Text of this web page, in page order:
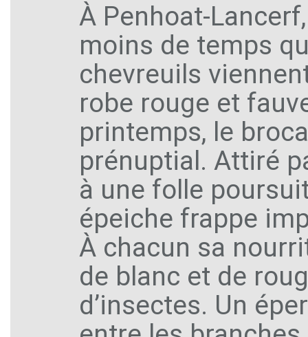
À Penhoat-
moins de temps
chevreuils
robe rouge et
printemps, le
prénuptial. Attiré
à une folle
épeiche frappe
À chacun sa
de blanc et de
d’insectes. Un